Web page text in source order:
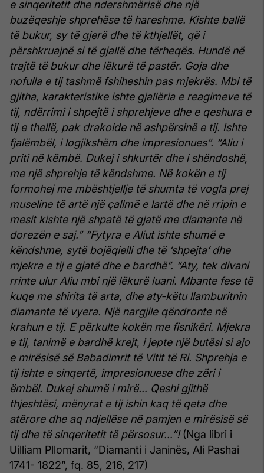
e sinqeritetit dhe ndershmërisë dhe një
buzëqeshje shprehëse të hareshme. Kishte ballë
të bukur, sy të gjerë dhe të kthjellët, që i
përshkruajnë si të gjallë dhe tërheqës. Hundë në
trajtë të bukur dhe lëkurë të pastër. Goja dhe
nofulla e tij tashmë fshiheshin pas mjekrës. Mbi të
gjitha, karakteristike ishte gjallëria e reagimeve të
tij, ndërrimi i shpejtë i shprehjeve dhe e qeshura e
tij e thellë, pak drakoide në ashpërsinë e tij. Ishte
fjalëmbël, i logjikshëm dhe impresionues”. “Aliu i
priti në këmbë. Dukej i shkurtër dhe i shëndoshë,
me një shprehje të këndshme. Në kokën e tij
formohej me mbështjellje të shumta të vogla prej
museline të artë një çallmë e lartë dhe në rripin e
mesit kishte një shpatë të gjatë me diamante në
dorezën e saj.” “Fytyra e Aliut ishte shumë e
këndshme, sytë bojëqielli dhe të ‘shpejta’ dhe
mjekra e tij e gjatë dhe e bardhë”. “Aty, tek divani
rrinte ulur Aliu mbi një lëkurë luani. Mbante fese të
kuqe me shirita të arta, dhe aty-këtu llamburitnin
diamante të vyera. Një nargjile qëndronte në
krahun e tij. E përkulte kokën me fisnikëri. Mjekra
e tij, tanimë e bardhë krejt, i jepte një butësi si ajo
e mirësisë së Babadimrit të Vitit të Ri. Shprehja e
tij ishte e sinqertë, impresionuese dhe zëri i
ëmbël. Dukej shumë i mirë… Qeshi gjithë
thjeshtësi, mënyrat e tij ishin kaq të qeta dhe
atërore dhe aq ndjellëse në pamjen e mirësisë së
tij dhe të sinqeritetit të përsosur…”!(Nga libri i
Uilliam Pllomarit, “Diamanti i Janinës, Ali Pashai
1741- 1822”, fq. 85, 216, 217)